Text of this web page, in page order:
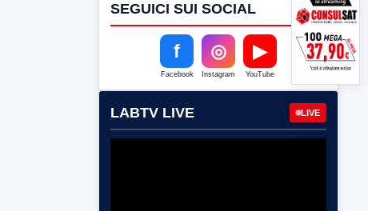
SEGUICI SUI SOCIAL
f
Facebook
◎
Instagram
▶
YouTube
LABTV LIVE LIVE